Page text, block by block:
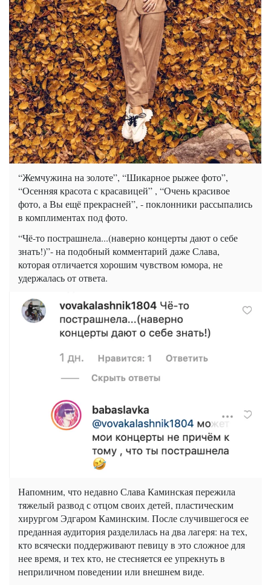
“Жемчужина на золоте”, “Шикарное рыжее фото”,
“Осенняя красота с красавицей” , “Очень красивое
фото, а Вы ещё прекрасней”, - поклонники рассыпались
в комплиментах под фото.
“Чё-то пострашнела...(наверно концерты дают о себе
знать!)”- на подобный комментарий даже Слава,
которая отличается хорошим чувством юмора, не
удержалась от ответа.
Напомним, что недавно Слава Каминская пережила
тяжелый развод с отцом своих детей, пластическим
хирургом Эдгаром Каминским. После случившегося ее
преданная аудитория разделилась на два лагеря: на тех,
кто всячески поддерживают певицу в это сложное для
нее время, и тех кто, не стесняется ее упрекнуть в
неприличном поведении или внешнем виде.